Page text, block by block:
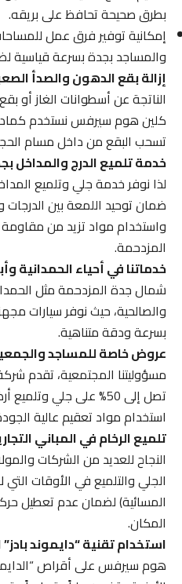
بطرق صحيحة تحافظ على بريقه.
إمكانية توفير فرق عمل للمساحات
والمساجد بجدة بسرعة قياسية
إزالة بقع الدهون والصدأ الصعبة
الناتجة عن أسطوانات الغاز أو
تسحب البقع من داخل مسام الحجر
خدمة تلميع الدرج والمداخل بجدة
لذا نوفر خدمة جلي وتلميع
ضمان توحيد اللمعة بين الدرجات
واستخدام مواد تزيد من مقاومة
المزدحمة.
خدماتنا في أحياء الحمدانية وأبحر
شمال جدة المزدحمة مثل
والصالحية، حيث نوفر سيارات مجهزة
بسرعة ودقة متناهية.
عروض خاصة للمساجد
مسؤوليتنا المجتمعية، تقدم
تصل إلى 50% على جلي
استخدام مواد تعقيم عالية
تلميع الرخام في المباني
النجاح للعديد من الشركات
الجلي والتلميع في الأوقات التي لا
المسائية) لضمان عدم تعطيل
المكان.
استخدام تقنية “دايموند بادز”
هوم سيرفس على أقراص